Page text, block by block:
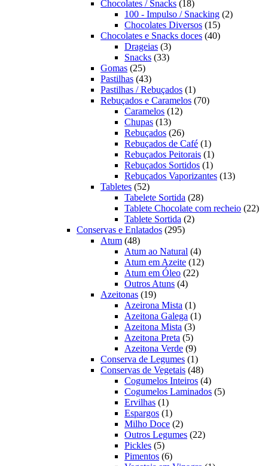
produtos
Chocolates / Snacks 1818
produtos
100 - Impulso / Snacking 22
Chocolates Diversos 1515
produtos
Chocolates e Snacks doces 4040
Drageias 33
produtos
Snacks 3333
Gomas 2525
produtos
Pastilhas 4343
produtos
Pastilhas / Rebuçados 11
produto
Rebuçados e Caramelos 7070
Caramelos 1212
Chupas 1313
produtos
Rebuçados 2626
produtos
Rebuçados de Café 11
produto
Rebuçados Peitorais 11
produto
Rebuçados Sortidos 11
produto
Rebuçados Vaporizantes 1313
Tabletes 5252
produtos
Tabelete Sortida 2828
produtos
Tablete Chocolate com recheio 2222
Tablete Sortida 22
Conservas e Enlatados 295295
Atum 4848
produtos
Atum ao Natural 44
produtos
Atum em Azeite 1212
Atum em Óleo 2222
Outros Atuns 44
Azeitonas 1919
produtos
Azeirona Mista 11
produto
Azeitona Galega 11
Azeitona Mista 33
produtos
Azeitona Preta 55
produtos
Azeitona Verde 99
produtos
Conserva de Legumes 11
produto
Conservas de Vegetais 4848
produtos
Cogumelos Inteiros 44
produtos
Cogumelos Laminados 55
Ervilhas 11
produto
Espargos 11
produto
Milho Doce 22
produtos
Outros Legumes 2222
Pickles 55
produtos
Pimentos 66